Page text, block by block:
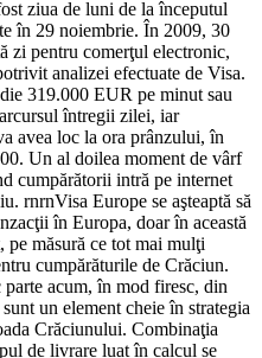
ziua de luni de la începutul
în 29 noiembrie. În 2009, 30
zi pentru comerţul electronic,
analizei efectuate de Visa.
319.000 EUR pe minut sau
întregii zilei, iar
avea loc la ora prânzului, în
Un al doilea moment de vârf
cumpărătorii intră pe internet
rnrnVisa Europe se aşteaptă să
în Europa, doar în această
pe măsură ce tot mai mulţi
cumpărăturile de Crăciun.
acum, în mod firesc, din
un element cheie în strategia
Crăciunului. Combinaţia
de livrare luat în calcul se